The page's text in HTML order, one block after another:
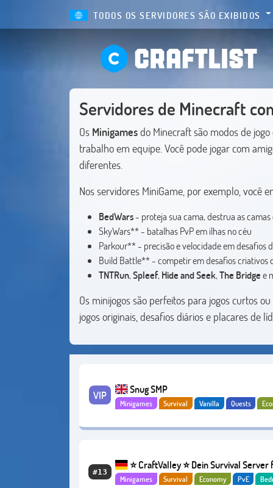
TODOS OS SERVIDORES SÃO EXIBIDOS
CRAFTLIST
Servidores de Minecraft
Os Minigamesdo Minecraft são modos de
trabalho em equipe. Você pode jogar com
diferentes.
Nos servidores MiniGame, por exemplo, você
BedWars- proteja sua cama, destrua as
SkyWars** - batalhas PvP em ilhas no céu
Parkour** - precisão e velocidade em desafios
Build Battle** - competir em desafios criativos
TNTRun,Spleef, Hide and Seek,The Bridgee
Os minijogos são perfeitos para jogos curtos
jogos originais, desafios diários e placares de
VIP Snug SMP
Minigames Survival Vanilla Quests
#13
⭐ CraftValley ⭐ Dein Survival Server
Java & Bedrock ❤️
Minigames Survival Economy PvE